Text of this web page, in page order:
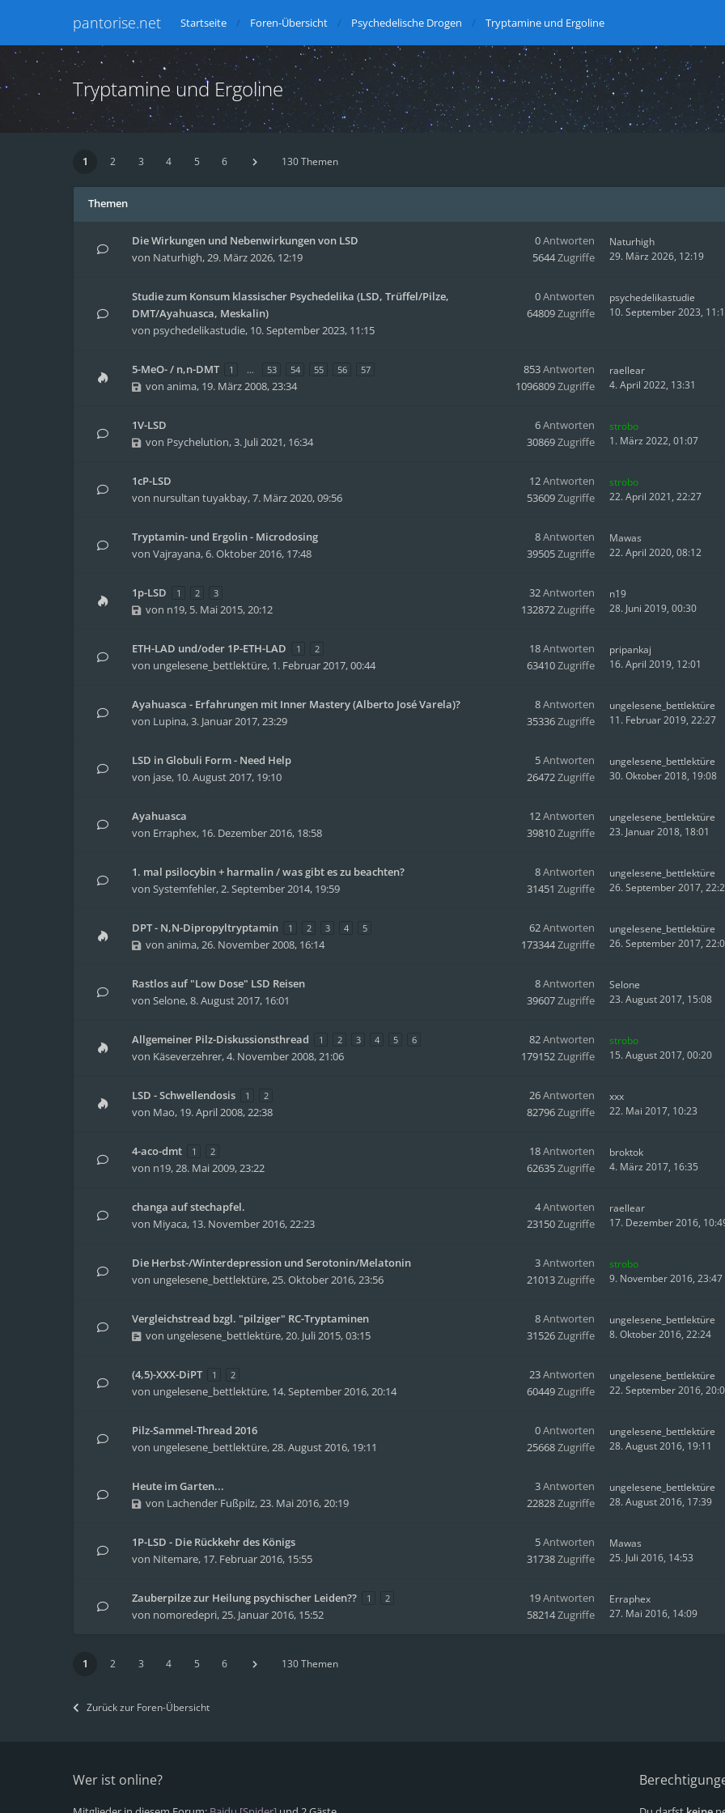
pantorise.net Startseite Foren-Übersicht Psychedelische Drogen Tryptamine und Ergoline
Tryptamine und Ergoline
1 2 3 4 5 6 130 Themen
Themen
Die Wirkungen und Nebenwirkungen von LSD
von Naturhigh,29. März 2026, 12:19
0Antworten
5644Zugriffe
Naturhigh
29. März 2026, 12:19
Studie zum Konsum klassischer Psychedelika (LSD, Trüffel/Pilze,
DMT/Ayahuasca, Meskalin)
von psychedelikastudie, 10. September 2023, 11:15
0Antworten
64809Zugriffe
psychedelikastudie
10. September 2023,
5-MeO- / n,n-DMT 1 … 53 54 55 56 57
von anima, 19. März 2008, 23:34
853Antworten
1096809Zugriffe
raellear
4. April 2022, 13:31
1V-LSD
von Psychelution,3. Juli 2021, 16:34
6Antworten
30869Zugriffe
strobo
1. März 2022, 01:07
1cP-LSD
von nursultan tuyakbay,7. März 2020, 09:56
12Antworten
53609Zugriffe
strobo
22. April 2021, 22:27
Tryptamin- und Ergolin - Microdosing
von Vajrayana,6. Oktober 2016, 17:48
8Antworten
39505Zugriffe
Mawas
22. April 2020, 08:12
1p-LSD 1 2 3
von n19, 5. Mai 2015, 20:12
32Antworten
132872Zugriffe
n19
28. Juni 2019, 00:30
ETH-LAD und/oder 1P-ETH-LAD 1 2
von ungelesene_bettlektüre, 1. Februar 2017, 00:44
18Antworten
63410Zugriffe
pripankaj
16. April 2019, 12:01
Ayahuasca - Erfahrungen mit Inner Mastery (Alberto José Varela)?
von Lupina,3. Januar 2017, 23:29
8Antworten
35336Zugriffe
ungelesene_bettlektüre
11. Februar 2019, 22:27
LSD in Globuli Form - Need Help
von jase, 10. August 2017, 19:10
5Antworten
26472Zugriffe
ungelesene_bettlektüre
30. Oktober 2018, 19:08
Ayahuasca
von Erraphex, 16. Dezember 2016, 18:58
12Antworten
39810Zugriffe
ungelesene_bettlektüre
23. Januar 2018, 18:01
1. mal psilocybin + harmalin / was gibt es zu beachten?
von Systemfehler,2. September 2014, 19:59
8Antworten
31451 Zugriffe
ungelesene_bettlektüre
26. September 2017,
DPT - N,N-Dipropyltryptamin 1 2 3 4 5
von anima,26. November 2008, 16:14
62Antworten
173344Zugriffe
ungelesene_bettlektüre
26. September 2017,
Rastlos auf "Low Dose" LSD Reisen
von Selone,8. August 2017, 16:01
8Antworten
39607Zugriffe
Selone
23. August 2017, 15:08
Allgemeiner Pilz-Diskussionsthread 1 2 3 4 5 6
von Käseverzehrer,4. November 2008, 21:06
82Antworten
179152Zugriffe
strobo
15. August 2017, 00:20
LSD - Schwellendosis 1 2
von Mao, 19. April 2008, 22:38
26Antworten
82796Zugriffe
xxx
22. Mai 2017, 10:23
4-aco-dmt 1 2
von n19,28. Mai 2009, 23:22
18Antworten
62635Zugriffe
broktok
4. März 2017, 16:35
changa auf stechapfel.
von Miyaca, 13. November 2016, 22:23
4Antworten
23150Zugriffe
raellear
17. Dezember 2016,
Die Herbst-/Winterdepression und Serotonin/Melatonin
von ungelesene_bettlektüre,25. Oktober 2016, 23:56
3Antworten
21013Zugriffe
strobo
9. November 2016, 23:47
Vergleichstread bzgl. "pilziger" RC-Tryptaminen
von ungelesene_bettlektüre,20. Juli 2015, 03:15
8Antworten
31526Zugriffe
ungelesene_bettlektüre
8. Oktober 2016, 22:24
(4,5)-XXX-DiPT 1 2
von ungelesene_bettlektüre, 14. September 2016, 20:14
23Antworten
60449Zugriffe
ungelesene_bettlektüre
22. September 2016,
Pilz-Sammel-Thread 2016
von ungelesene_bettlektüre,28. August 2016, 19:11
0Antworten
25668Zugriffe
ungelesene_bettlektüre
28. August 2016, 19:11
Heute im Garten...
von Lachender Fußpilz,23. Mai 2016, 20:19
3Antworten
22828Zugriffe
ungelesene_bettlektüre
28. August 2016, 17:39
1P-LSD - Die Rückkehr des Königs
von Nitemare, 17. Februar 2016, 15:55
5Antworten
31738Zugriffe
Mawas
25. Juli 2016, 14:53
Zauberpilze zur Heilung psychischer Leiden?? 1 2
von nomoredepri,25. Januar 2016, 15:52
19Antworten
58214Zugriffe
Erraphex
27. Mai 2016, 14:09
1 2 3 4 5 6 130 Themen
Zurück zur Foren-Übersicht
Wer ist online?